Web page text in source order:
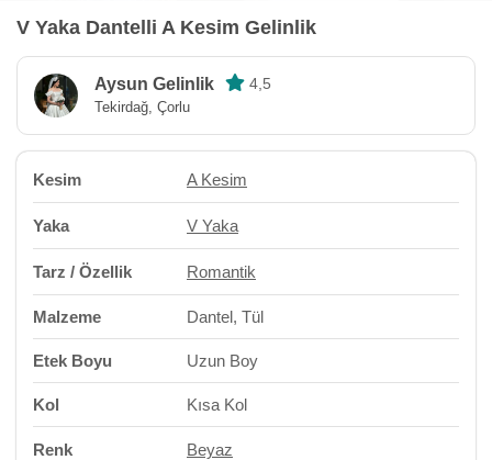
V Yaka Dantelli A Kesim Gelinlik
Aysun Gelinlik 4,5
Tekirdağ, Çorlu
Kesim A Kesim
Yaka V Yaka
Tarz / Özellik Romantik
Malzeme Dantel, Tül
Etek Boyu Uzun Boy
Kol Kısa Kol
Renk Beyaz